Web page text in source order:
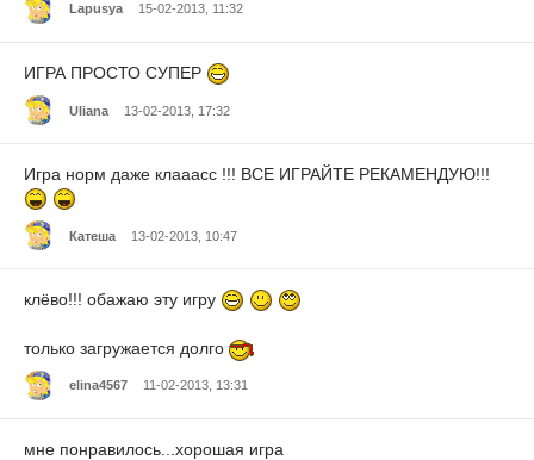
Lapusya 15-02-2013, 11:32
ИГРА ПРОСТО СУПЕР
Uliana 13-02-2013, 17:32
Игра норм даже клааасс !!! ВСЕ ИГРАЙТЕ РЕКАМЕНДУЮ!!!
Катеша 13-02-2013, 10:47
клёво!!! обажаю эту игру
только загружается долго
elina4567 11-02-2013, 13:31
мне понравилось...хорошая игра